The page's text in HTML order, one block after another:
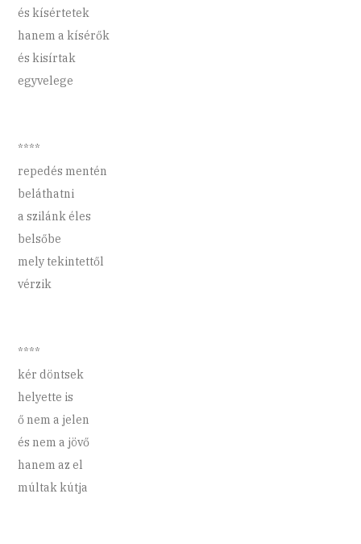
és kísértetek
hanem a kísérők
és kisírtak
egyvelege
****
repedés mentén
beláthatni
a szilánk éles
belsőbe
mely tekintettől
vérzik
****
kér döntsek
helyette is
ő nem a jelen
és nem a jövő
hanem az el
múltak kútja